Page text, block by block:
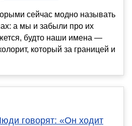
сейчас модно называть
а мы и забыли про их
будто наши имена —
который за границей и
говорят: «Он ходит